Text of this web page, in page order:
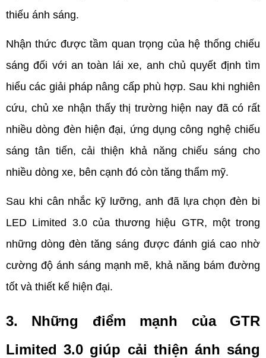
thiếu ánh sáng.
Nhận thức được tầm quan trọng của hệ thống chiếu
sáng đối với an toàn lái xe, anh chủ quyết định tìm
hiểu các giải pháp nâng cấp phù hợp. Sau khi nghiên
cứu, chủ xe nhận thấy thị trường hiện nay đã có rất
nhiều dòng đèn hiện đại, ứng dụng công nghệ chiếu
sáng tân tiến, cải thiện khả năng chiếu sáng cho
nhiều dòng xe, bên cạnh đó còn tăng thẩm mỹ.
Sau khi cân nhắc kỹ lưỡng, anh đã lựa chọn đèn bi
LED Limited 3.0 của thương hiệu GTR, một trong
những dòng đèn tăng sáng được đánh giá cao nhờ
cường độ ánh sáng mạnh mẽ, khả năng bám đường
tốt và thiết kế hiện đại.
3. Những điểm mạnh của GTR
Limited 3.0 giúp cải thiện ánh sáng